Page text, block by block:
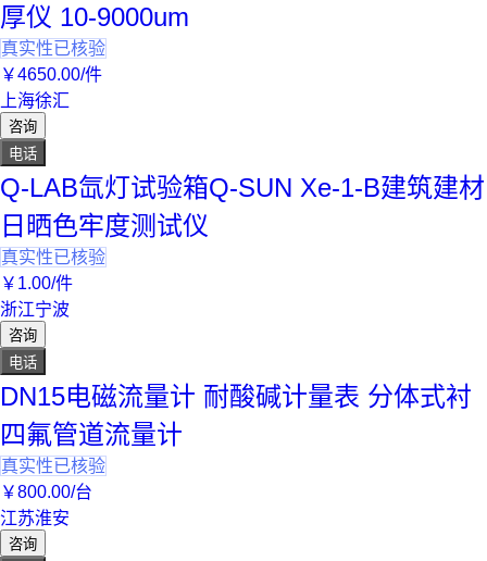
厚仪 10-9000um
真实性已核验
￥4650.00/件
上海徐汇
咨询
电话
Q-LAB氙灯试验箱Q-SUN Xe-1-B建筑建材
日晒色牢度测试仪
真实性已核验
￥ 1.00/件
浙江宁波
咨询
电话
DN15电磁流量计 耐酸碱计量表 分体式衬
四氟管道流量计
真实性已核验
￥800.00/台
江苏淮安
咨询